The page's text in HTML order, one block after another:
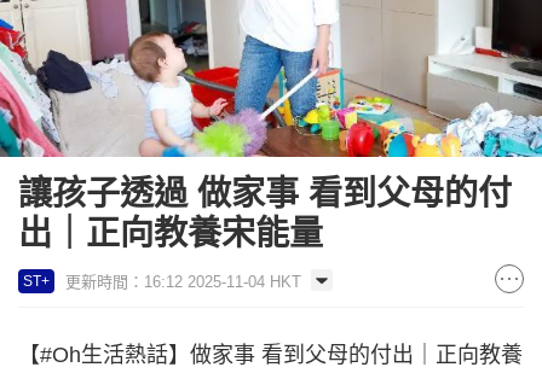
讓孩子透過 做家事 看到父母的付
出｜正向教養宋能量
ST+ 更新時間：16:12 2025-11-04 HKT
【#Oh生活熱話】做家事 看到父母的付出｜正向教養